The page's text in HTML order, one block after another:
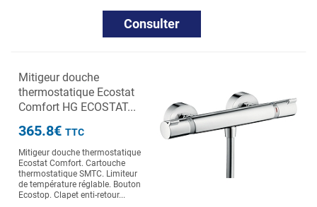
Consulter
Mitigeur douche
thermostatique Ecostat
Comfort HG ECOSTAT...
365.8€ TTC
Mitigeur douche thermostatique
Ecostat Comfort. Cartouche
thermostatique SMTC. Limiteur
de température réglable. Bouton
Ecostop. Clapet enti-retour...